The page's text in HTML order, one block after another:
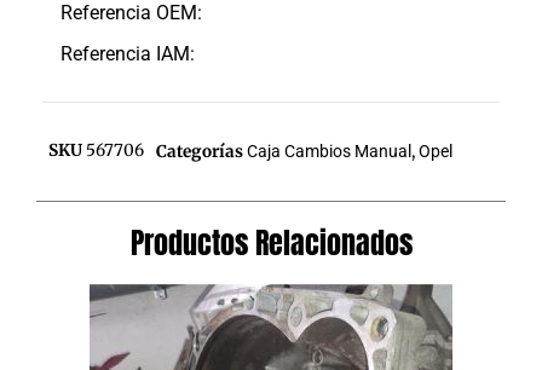
Referencia OEM:
Referencia IAM:
SKU 567706 CategoríasCaja Cambios Manual ,Opel
Productos Relacionados